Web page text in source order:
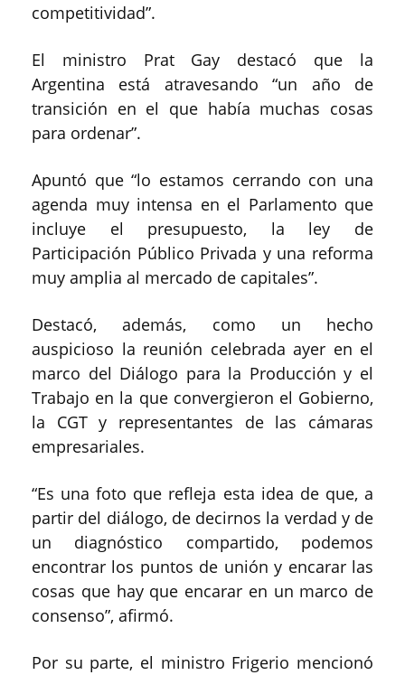
competitividad”.
El ministro Prat Gay destacó que la
Argentina está atravesando “un año de
transición en el que había muchas cosas
para ordenar”.
Apuntó que “lo estamos cerrando con una
agenda muy intensa en el Parlamento que
incluye el presupuesto, la ley de
Participación Público Privada y una reforma
muy amplia al mercado de capitales”.
Destacó, además, como un hecho
auspicioso la reunión celebrada ayer en el
marco del Diálogo para la Producción y el
Trabajo en la que convergieron el Gobierno,
la CGT y representantes de las cámaras
empresariales.
“Es una foto que refleja esta idea de que, a
partir del diálogo, de decirnos la verdad y de
un diagnóstico compartido, podemos
encontrar los puntos de unión y encarar las
cosas que hay que encarar en un marco de
consenso”, afirmó.
Por su parte, el ministro Frigerio mencionó